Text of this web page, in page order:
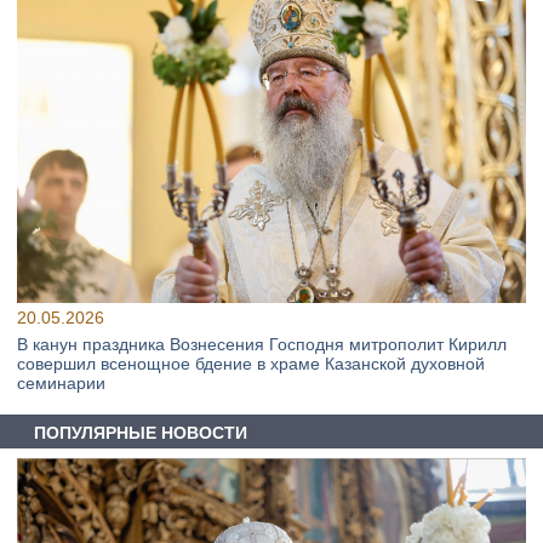
20.05.2026
В канун праздника Вознесения Господня митрополит Кирилл
совершил всенощное бдение в храме Казанской духовной
семинарии
ПОПУЛЯРНЫЕ НОВОСТИ